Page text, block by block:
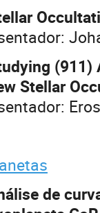
(911)
Stellar
de